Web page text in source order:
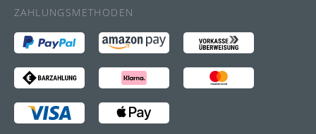
ZAHLUNGSMETHODEN